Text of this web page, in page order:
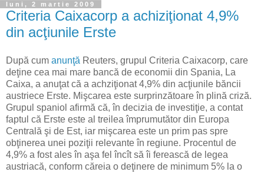
luni, 2 martie 2009
Criteria Caixacorp a achiziţionat 4,9%
din acţiunile Erste
După cum anunţă Reuters, grupul Criteria Caixacorp, care
deţine cea mai mare bancă de economii din Spania, La
Caixa, a anuţat că a achziţionat 4,9% din acţiunile băncii
austriece Erste. Mişcarea este surprinzătoare în plină criză.
Grupul spaniol afirmă că, în decizia de investiţie, a contat
faptul că Erste este al treilea împrumutător din Europa
Centrală şi de Est, iar mişcarea este un prim pas spre
obţinerea unei poziţii relevante în regiune. Procentul de
4,9% a fost ales în aşa fel încît să îi ferească de legea
austriacă, conform căreia o deţinere de minimum 5% la o